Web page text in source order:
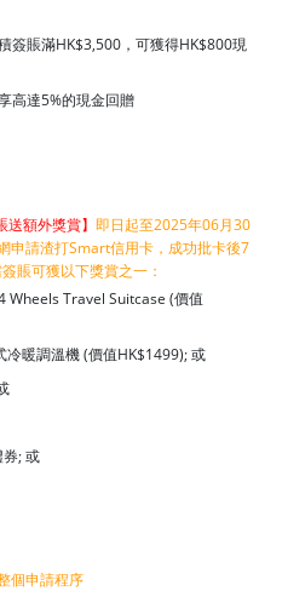
簽賬滿HK$3,500，可獲得HK$800現
高達5%的現金回贈
送額外獎賞】 即日起至2025年06月30
申請渣打Smart信用卡，成功批卡後7
賬可獲以下獎賞之一：
Wheels Travel Suitcase (價值
冷暖調溫機 (價值HK$1499); 或
; 或
個申請程序